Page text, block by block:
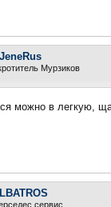
Мурзиков
можно в легкую,
сервис